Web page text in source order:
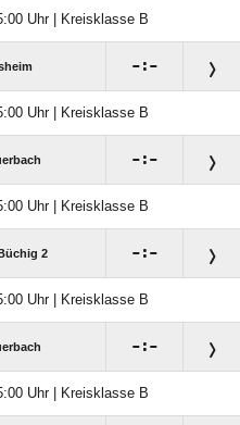
Uhr | Kreisklasse B
:
Uhr | Kreisklasse B
:
Uhr | Kreisklasse B
2 :
Uhr | Kreisklasse B
:
Uhr | Kreisklasse B